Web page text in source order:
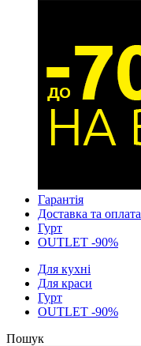
Гарантія
Доставка та оплата
Гурт
OUTLET -90%
Для кухні
Для краси
Гурт
OUTLET -90%
Пошук